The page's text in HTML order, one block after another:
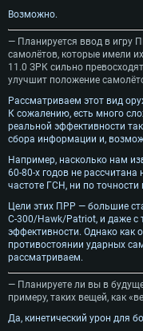
Возможно.
— Планируется ввод в игру
самолётов, которые имели
11.0 ЗРК сильно
улучшит положение
Рассматриваем этот вид
К сожалению, есть много
реальной эффективности
сбора информации и,
Например, насколько нам
60-80-х годов не
частоте ГСН, ни по точности
Цели этих ПРР — большие
С-300/Hawk/Patriot, и даже с
эффективности. Однако как
противостоянии ударных
рассматриваем.
— Планируете ли вы в
примеру, таких вещей, как
Да, кинетический урон для